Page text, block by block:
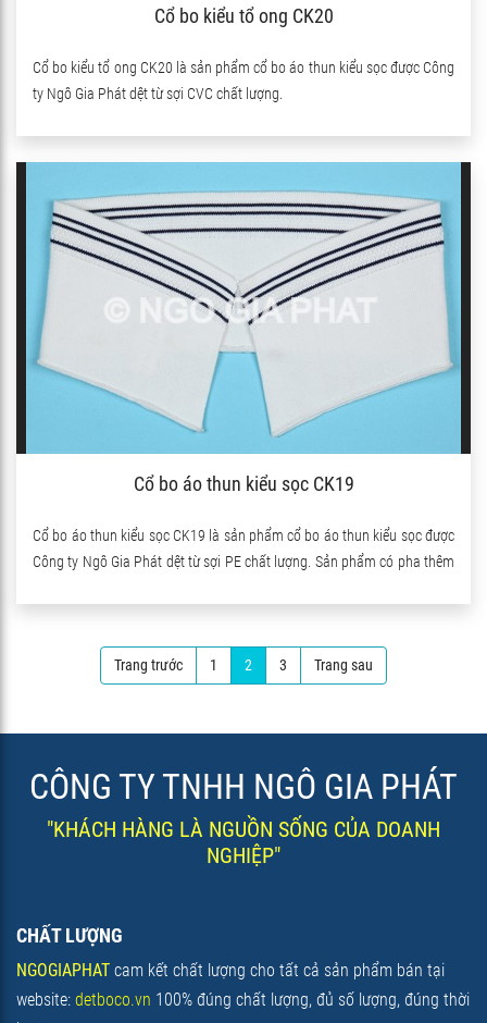
Cổ bo kiểu tổ ong CK20
Cổ bo kiểu tổ ong CK20 là sản phẩm cổ bo áo thun kiểu sọc được Công
ty Ngô Gia Phát dệt từ sợi CVC chất lượng.
Cổ bo áo thun kiểu sọc CK19
Cổ bo áo thun kiểu sọc CK19 là sản phẩm cổ bo áo thun kiểu sọc được
Công ty Ngô Gia Phát dệt từ sợi PE chất lượng. Sản phẩm có pha thêm
Trang trước 1 2 3 Trang sau
CÔNG TY TNHH NGÔ GIA PHÁT
"KHÁCH HÀNG LÀ NGUỒN SỐNG CỦA DOANH
NGHIỆP"
CHẤT LƯỢNG
NGOGIAPHAT cam kết chất lượng cho tất cả sản phẩm bán tại
website: detboco.vn 100% đúng chất lượng, đủ số lượng, đúng thời